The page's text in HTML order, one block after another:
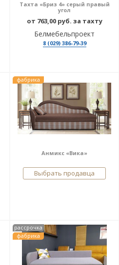
Тахта «Бриз 4» серый правый
угол
от 763,00 руб. за тахту
Белмебельпроект
8 (029) 386-79-39
фабрика
Анмикс «Вика»
Выбрать продавца
рассрочка
фабрика